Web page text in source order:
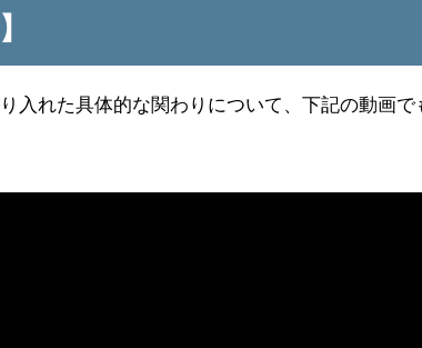
入れた具体的な関わりについて、下記の動画で